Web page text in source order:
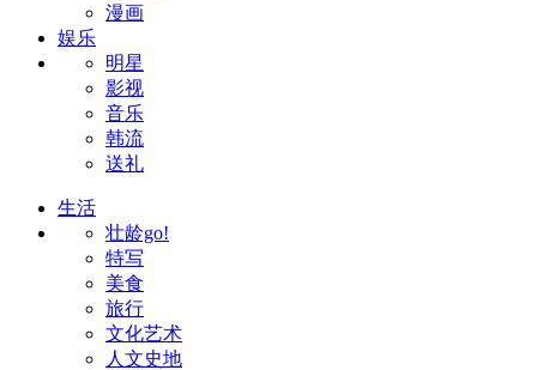
漫画
娱乐
明星
影视
音乐
韩流
送礼
生活
壮龄go!
特写
美食
旅行
文化艺术
人文史地